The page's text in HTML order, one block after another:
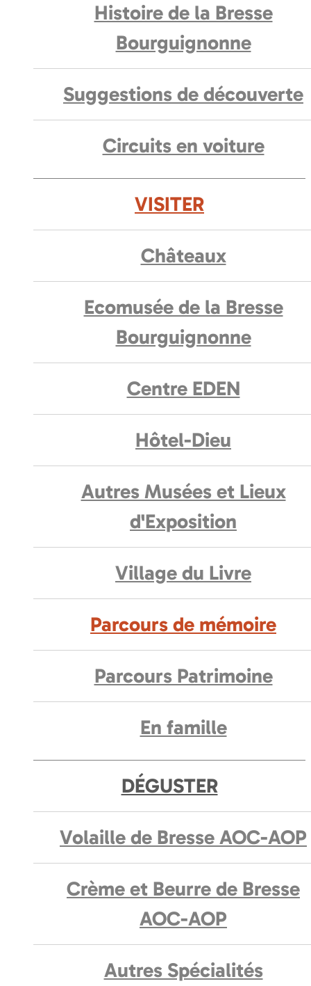
Histoire de la Bresse
Bourguignonne
Suggestions de découverte
Circuits en voiture
VISITER
Châteaux
Ecomusée de la Bresse
Bourguignonne
Centre EDEN
Hôtel-Dieu
Autres Musées et Lieux
d'Exposition
Village du Livre
Parcours de mémoire
Parcours Patrimoine
En famille
DÉGUSTER
Volaille de Bresse AOC-AOP
Crème et Beurre de Bresse
AOC-AOP
Autres Spécialités